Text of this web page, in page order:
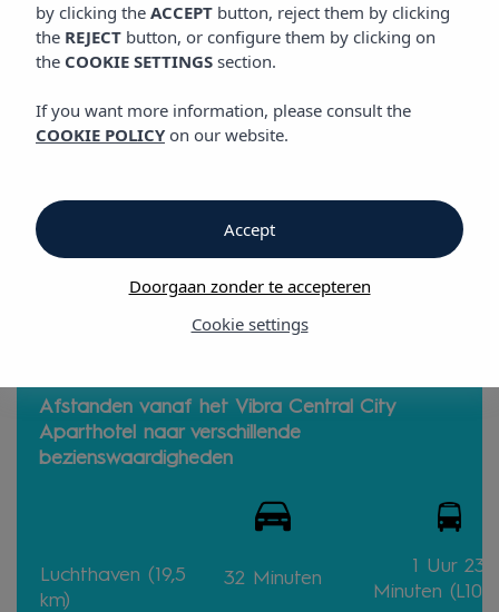
Situatie
Situatie
Vibra Central City Aparthotel
Het Aparthotel Vibra Central City ligt op een toplocatie in het
centrum van San Antonio, op slechts een paar minuten lopen
van de haven en de West End, met tal van nachtclubs, winkels
Afstanden vanaf het Vibra Central City
Aparthotel naar verschillende
bezienswaardigheden
Luchthaven (19,5
km)
32 Minuten
1 Uur 23
Minuten
by clicking the ACCEPT button, reject them by clicking
the REJECT button, or configure them by clicking on
the COOKIE SETTINGS section.
If you want more information, please consult the
COOKIE POLICY on our website.
Cookie settings
Doorgaan zonder te accepteren
Accept